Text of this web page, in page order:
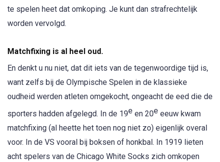
te spelen heet dat omkoping. Je kunt dan strafrechtelijk
worden vervolgd.
Matchfixing is al heel oud.
En denkt u nu niet, dat dit iets van de tegenwoordige tijd is,
want zelfs bij de Olympische Spelen in de klassieke
oudheid werden atleten omgekocht, ongeacht de eed die de
sporters hadden afgelegd. In de 19e en 20e eeuw kwam
matchfixing (al heette het toen nog niet zo) eigenlijk overal
voor. In de VS vooral bij boksen of honkbal. In 1919 lieten
acht spelers van de Chicago White Socks zich omkopen